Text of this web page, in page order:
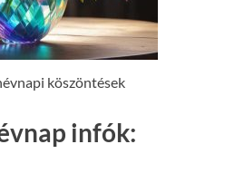
köszöntések
infók: